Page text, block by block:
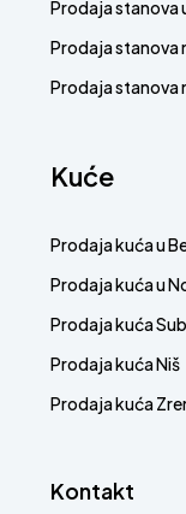
Prodaja stanova
Prodaja stanova
Prodaja stanova
Kuće
Prodaja kuća u
Prodaja kuća u
Prodaja kuća
Prodaja kuća Niš
Prodaja kuća
Kontakt